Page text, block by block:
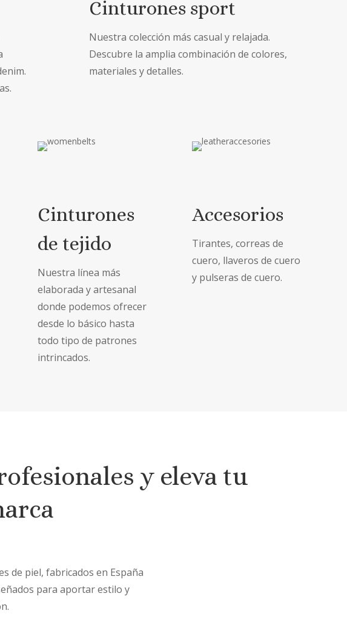
Cinturones sport
Nuestra colección más casual y relajada.
Descubre la amplia combinación de colores,
materiales y detalles.
Cinturones
de tejido
Nuestra línea más
elaborada y artesanal
donde podemos ofrecer
desde lo básico hasta
todo tipo de patrones
intrincados.
Accesorios
Tirantes, correas de
cuero, llaveros de cuero
y pulseras de cuero.
y eleva tu
de piel, fabricados en España
para aportar estilo y